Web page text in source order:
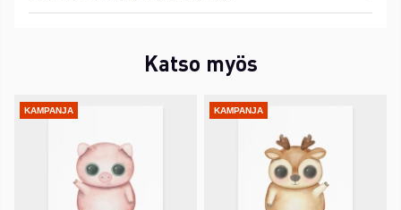
Katso myös
KAMPANJA KAMPANJA